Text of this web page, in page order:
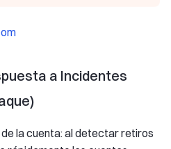
a Incidentes
la cuenta: al detectar retiros